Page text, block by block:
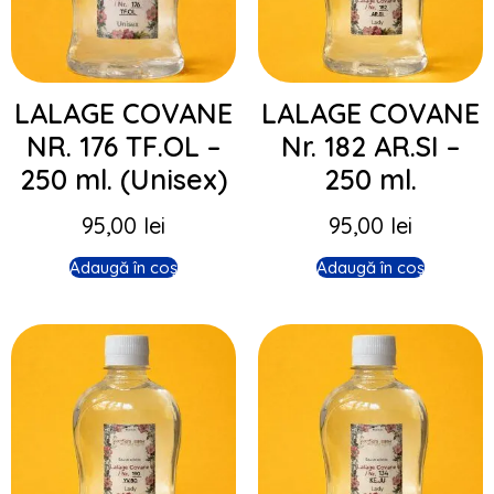
LALAGE COVANE
NR. 176 TF.OL –
250 ml. (Unisex)
95,00 lei
Adaugă în coș
LALAGE COVANE
Nr. 182 AR.SI –
250 ml.
95,00 lei
Adaugă în coș